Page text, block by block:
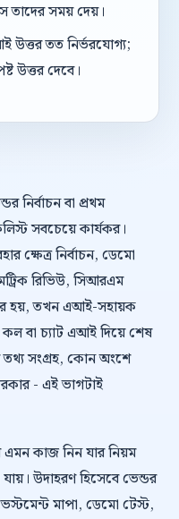
তাদের সময় দেয়।
উত্তর তত নির্ভরযোগ্য;
উত্তর দেবে।
বা প্রথম
সবচেয়ে কার্যকর।
ক্ষেত্র নির্বাচন, ডেমো
রিভিউ, সিআরএম
হয়, তখন এআই-সহায়ক
বা চ্যাট এআই দিয়ে শেষ
সংগ্রহ, কোন অংশে
- এই ভাগটাই
এমন কাজ নিন যার নিয়ম
উদাহরণ হিসেবে ভেন্ডর
মাপা, ডেমো টেস্ট,